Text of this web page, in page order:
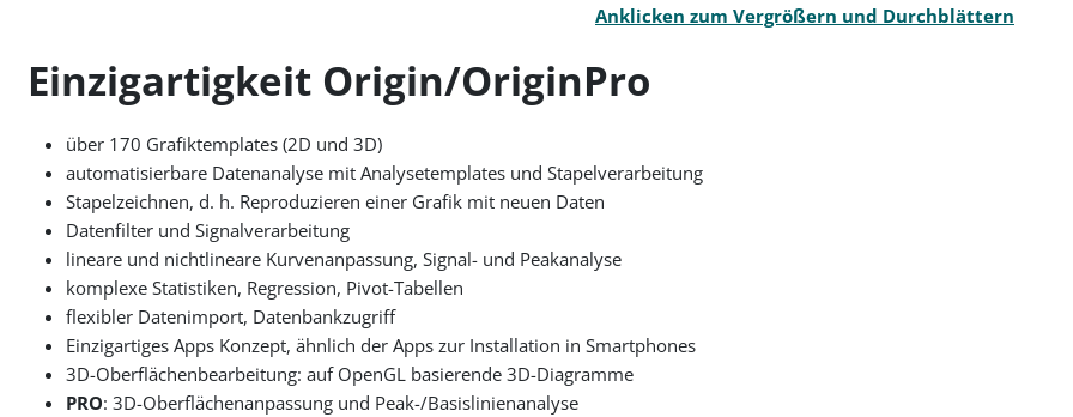
Anklicken zum Vergrößern und Durchblättern
Einzigartigkeit Origin/OriginPro
über 170 Grafiktemplates (2D und 3D)
automatisierbare Datenanalyse mit Analysetemplates und Stapelverarbeitung
Stapelzeichnen, d. h. Reproduzieren einer Grafik mit neuen Daten
Datenfilter und Signalverarbeitung
lineare und nichtlineare Kurvenanpassung, Signal- und Peakanalyse
komplexe Statistiken, Regression, Pivot-Tabellen
flexibler Datenimport, Datenbankzugriff
Einzigartiges Apps Konzept, ähnlich der Apps zur Installation in Smartphones
3D-Oberflächenbearbeitung: auf OpenGL basierende 3D-Diagramme
PRO: 3D-Oberflächenanpassung und Peak-/Basislinienanalyse